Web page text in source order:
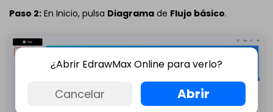
El archivoeddxdebe abrirse en EdrawMax.
, puedes descargarlo gratis
desde aquí
abajo.
También puedes probar
EdrawMax Onlinegratis desde
Paso 2: En Inicio, pulsa Diagrama de Flujo básico.
¿Abrir EdrawMax Online para verlo?
Cancelar Abrir